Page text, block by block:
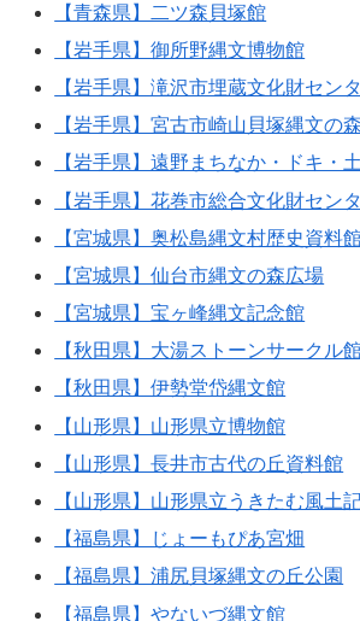
【青森県】二ツ森貝塚館
【岩手県】御所野縄文博物館
【岩手県】滝沢市埋蔵文化財セン
【岩手県】宮古市崎山貝塚縄文の
【岩手県】遠野まちなか・ドキ・
【岩手県】花巻市総合文化財セン
【宮城県】奥松島縄文村歴史資料
【宮城県】仙台市縄文の森広場
【宮城県】宝ヶ峰縄文記念館
【秋田県】大湯ストーンサークル
【秋田県】伊勢堂岱縄文館
【山形県】山形県立博物館
【山形県】長井市古代の丘資料館
【山形県】山形県立うきたむ風土
【福島県】じょーもぴあ宮畑
【福島県】浦尻貝塚縄文の丘公園
【福島県】やないづ縄文館